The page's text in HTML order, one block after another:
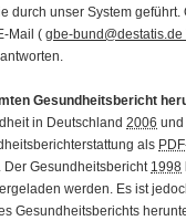
durch unser System geführt.
Mail ( gbe-bund@destatis.de
Gesundheitsbericht
in Deutschland 2006 und
als PDF
Der Gesundheitsbericht 1998
werden. Es ist
Gesundheitsberichts